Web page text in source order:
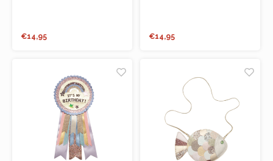
€14,95 €14,95